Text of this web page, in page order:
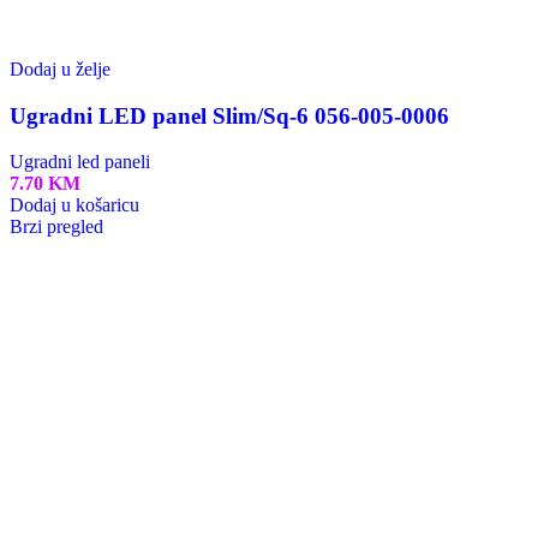
Dodaj u želje
Ugradni LED panel Slim/Sq-6 056-005-0006
Ugradni led paneli
7.70 KM
Dodaj u košaricu
Brzi pregled